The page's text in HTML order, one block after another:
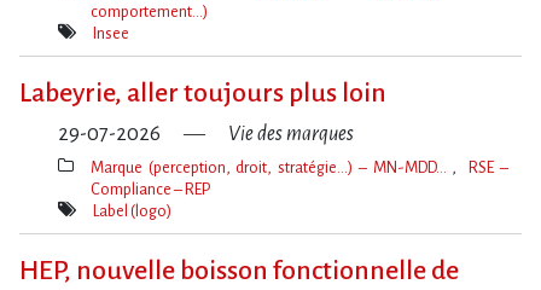
Thèmes(s)
comportement…)
Mot(s)-
Insee
Labeyrie, aller toujours plus loin
29-07-2026 Vie des marques
Thèmes(s)
Marque (perception, droit, stratégie…) – MN-MDD…
RSE –
Compliance – REP
Mot(s)-
Label (logo)
HEP, nouvelle boisson fonctionnelle de